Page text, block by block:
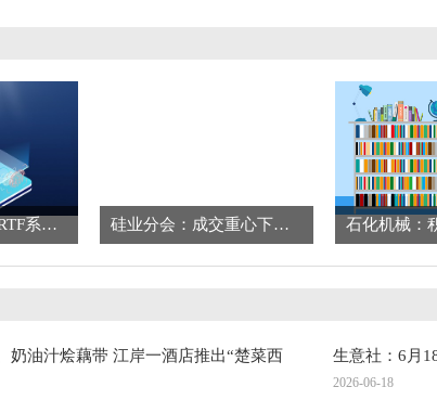
3连板诺德股份：RTF系列铜箔等高端产品仅完成小批量送样验证 动态焦点 硅业分会：成交重心下移 多晶硅市场弱势延续 新视野
奶油汁烩藕带 江岸一酒店推出“楚菜西
生意社：6月
2026-06-18